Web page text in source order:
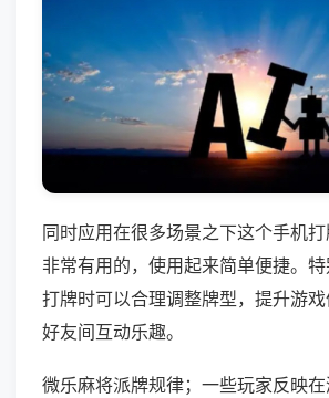
同时应用在很多场景之下这个手机
非常有用的，使用起来简单便捷。
打牌时可以合理调整牌型，提升游
好友间互动乐趣。
微乐麻将派牌规律；一些玩家反映